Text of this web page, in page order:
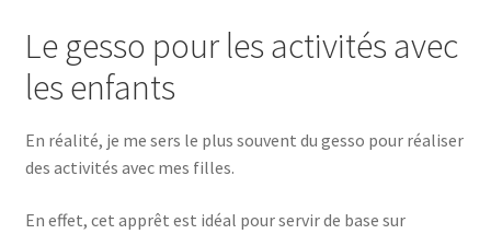
Le gesso pour les activités avec
les enfants
En réalité, je me sers le plus souvent du gesso pour réaliser
des activités avec mes filles.
En effet, cet apprêt est idéal pour servir de base sur